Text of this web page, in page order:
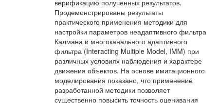
верификацию полученных результатов.
Продемонстрированы результаты
практического применения методики для
настройки параметров неадаптивного фильтра
Калмана и многоканального адаптивного
фильтра (Interacting Multiple Model, IMM) при
различных условиях наблюдения и характере
движения объектов. На основе имитационного
моделирования показано, что применение
разработанной методики позволяет
существенно повысить точность оценивания